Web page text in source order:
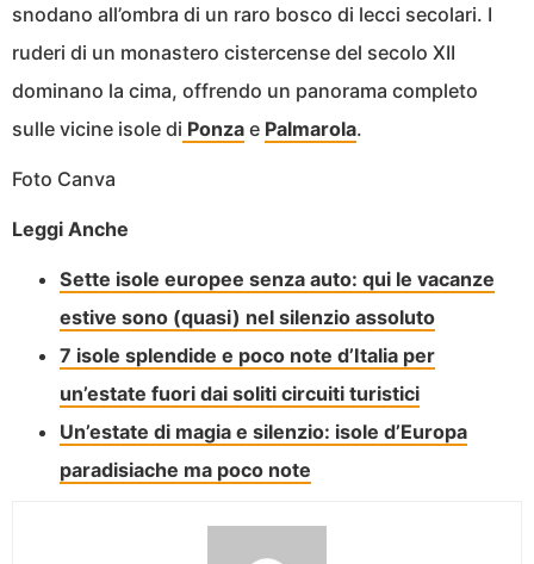
snodano all’ombra di un raro bosco di lecci secolari. I
ruderi di un monastero cistercense del secolo XII
dominano la cima, offrendo un panorama completo
sulle vicine isole di Ponza e Palmarola.
Foto Canva
Leggi Anche
Sette isole europee senza auto: qui le vacanze
estive sono (quasi) nel silenzio assoluto
7 isole splendide e poco note d’Italia per
un’estate fuori dai soliti circuiti turistici
Un’estate di magia e silenzio: isole d’Europa
paradisiache ma poco note